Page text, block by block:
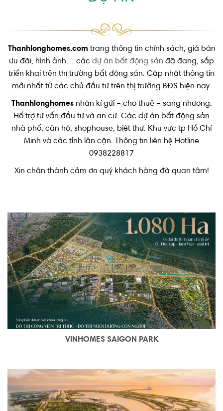
Thanhlonghomes.com trang thông tin chính sách, giá bán
ưu đãi, hình ảnh… các dự án bất động sản đã đang, sắp
triển khai trên thị trường bất động sản. Cập nhật thông tin
mới nhất từ các chủ đầu tư trên thị trường BĐS hiện nay.
Thanhlonghomes nhận kí gửi – cho thuê – sang nhượng.
Hố trợ tư vấn đầu tư và an cư. Các dự án bất động sản
nhà phố, căn hộ, shophouse, biệt thự. Khu vực tp Hồ Chí
Minh và các tỉnh lân cận. Thông tin liên hệ Hotline
0938228817
Xin chân thành cảm ơn quý khách hàng đã quan tâm!
VINHOMES SAIGON PARK